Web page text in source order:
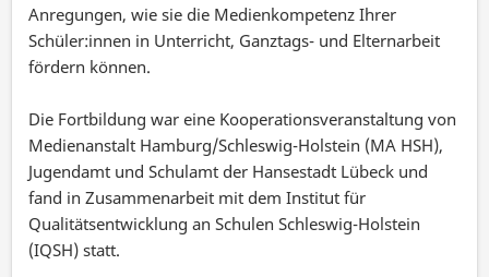
Anregungen, wie sie die Medienkompetenz Ihrer
Schüler:innen in Unterricht, Ganztags- und Elternarbeit
fördern können.
Die Fortbildung war eine Kooperationsveranstaltung von
Medienanstalt Hamburg/Schleswig-Holstein (MA HSH),
Jugendamt und Schulamt der Hansestadt Lübeck und
fand in Zusammenarbeit mit dem Institut für
Qualitätsentwicklung an Schulen Schleswig-Holstein
(IQSH) statt.